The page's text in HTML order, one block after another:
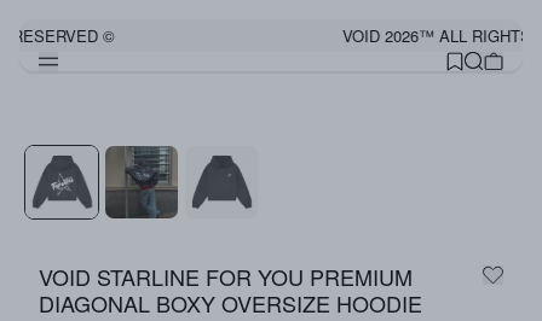
© VOID 2026™ ALL RIGHTS
VOID STARLINE FOR YOU PREMIUM
DIAGONAL BOXY OVERSIZE HOODIE